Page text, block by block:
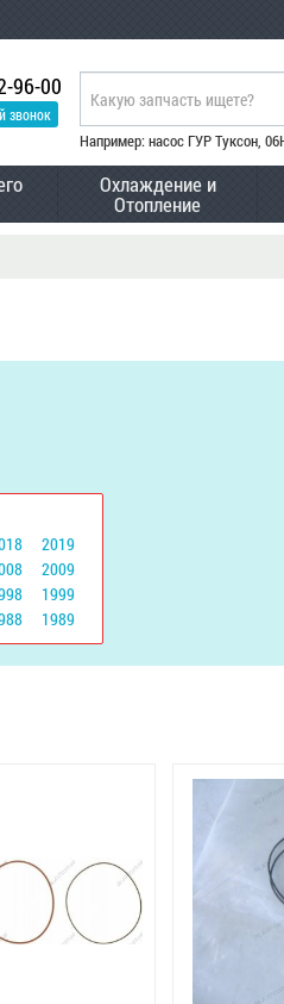
96-00
звонок
Например: насос ГУР Туксон,
Охлаждение и
Отопление
2019
2009
1999
1989